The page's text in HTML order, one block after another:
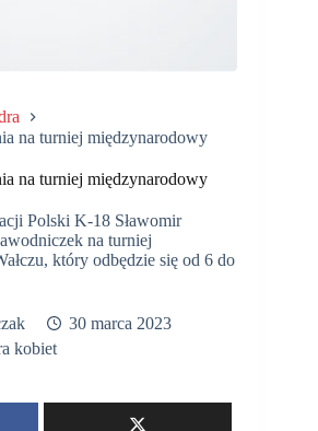
na turniej międzynarodowy
na turniej międzynarodowy
Polski K-18 Sławomir
na turniej
który odbędzie się od 6 do
30 marca 2023
kobiet